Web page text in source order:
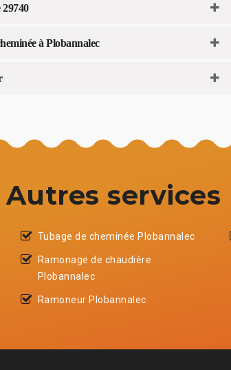
à Plobannalec
Autres services
Tubage de cheminée Plobannalec
Ramonage de chaudière
Plobannalec
Ramoneur Plobannalec